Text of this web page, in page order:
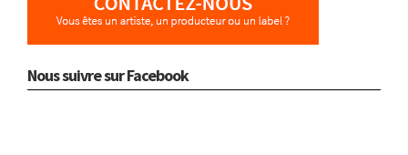
Nous suivre sur Facebook